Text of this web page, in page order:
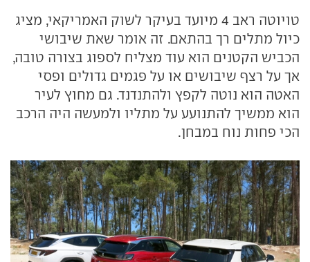
טויוטה ראב 4 מיועד בעיקר לשוק האמריקאי, מציג
כיול מתלים רך בהתאם. זה אומר שאת שיבושי
הכביש הקטנים הוא עוד מצליח לספוג בצורה טובה,
אך על רצף שיבושים או על פגמים גדולים ופסי
האטה הוא נוטה לקפץ ולהתנדנד. גם מחוץ לעיר
הוא ממשיך להתנועע על מתליו ולמעשה היה הרכב
הכי פחות נוח במבחן.